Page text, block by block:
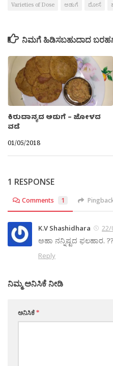
Varieties of Dose
ಅಡುಗೆ ದೋಸೆ
ನಿಮಗೆ ಹಿಡಿಸಬಹುದಾದ
ಕಿರುದಾನ್ಯದ ಅಡುಗೆ – ಜೋಳದ
ವಡೆ
01/05/2018
1 RESPONSE
Comments 1
K.V Shashidhara 22/
ಅಹಾ ನನ್ನಿಷ್ಟದ ಫಲಹಾರ.
Reply
ನಿಮ್ಮ ಅನಿಸಿಕೆ ನೀಡಿ
ಅನಿಸಿಕೆ*